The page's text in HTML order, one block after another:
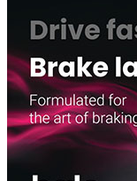
Autor:
Publicado el:
17-
Referencia:
Visualizaciones: 926
Provincia:
Las
Pais: